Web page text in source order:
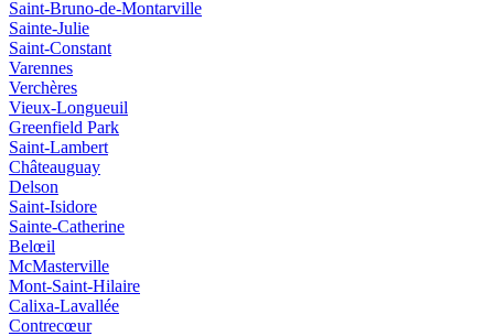
Saint-Bruno-de-Montarville
Sainte-Julie
Saint-Constant
Varennes
Verchères
Vieux‑Longueuil
Greenfield Park
Saint‑Lambert
Châteauguay
Delson
Saint‑Isidore
Sainte‑Catherine
Belœil
McMasterville
Mont‑Saint‑Hilaire
Calixa‑Lavallée
Contrecœur